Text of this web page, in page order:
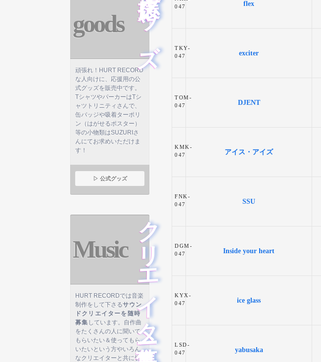
goods 応援グッズ
頑張れ！HURT RECORD
な人向けに、応援用の公
式グッズを販売中です。
TシャツやパーカーはTシ
ャツトリニティさんで、
缶バッジや吸着ターポリ
ン（はがせるポスター）
等の小物類はSUZURIさ
んにてお求めいただけま
す！
▷ 公式グッズ
Music クリエイター募集
HURT RECORDでは音楽
制作をして下さるサウン
ドクリエイターを随時
募集 しています。自作曲
をたくさんの人に聞いて
もらいたい＆使ってもら
いたいという方やいろん
なクリエイターと共に切
047
flex
TKY-
047
exciter
TOM-
047
DJENT
KMK-
047
アイス・アイズ
FNK-
047
SSU
DGM-
047
Inside your heart
KYX-
047
ice glass
LSD-
047
yabusaka